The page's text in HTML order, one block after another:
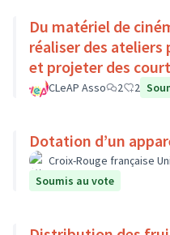
Du matériel de
réaliser des
et projeter des
CLeAP Asso 2 2
Dotation d’un
Croix-Rouge française
Soumis au vote